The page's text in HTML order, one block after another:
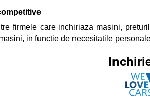
firmele care inchiriaza masini,
in functie de necesitatile